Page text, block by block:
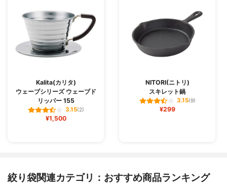
Kalita(カリタ)
ウェーブシリーズ ウェーブド
リッパー 155
3.15(2)
¥1,500
NITORI(ニトリ)
スキレット鍋
3.15(9)
¥299
絞り袋関連カテゴリ：おすすめ商品ランキング